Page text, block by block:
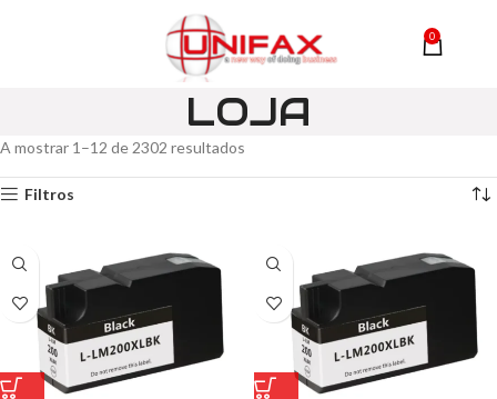
0
LOJA
A mostrar 1–12 de 2302 resultados
Filtros